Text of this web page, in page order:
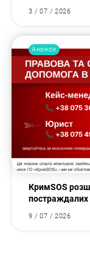
3 / 07 / 2026
Анонси
КримSOS
постраждалих
9 / 07 / 2026